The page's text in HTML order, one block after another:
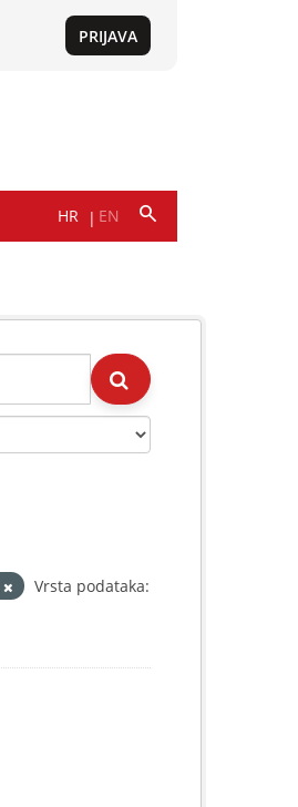
Vrsta podataka: